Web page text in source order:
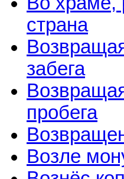
страна
забега
пробега
Возле